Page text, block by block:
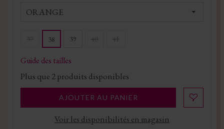
ORANGE
38 39
Guide des tailles
Plus que 2produits disponibles
AJOUTER AU PANIER
Voir les disponibilités en magasin